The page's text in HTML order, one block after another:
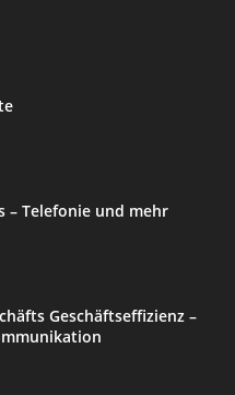
– Telefonie und mehr
Geschäftseffizienz –